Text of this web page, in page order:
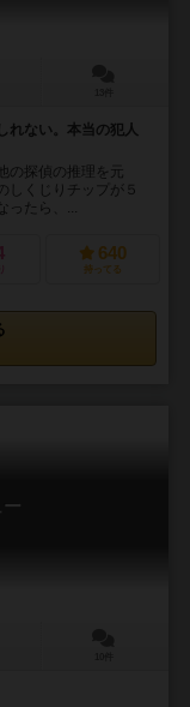
れない。本当の犯人
探偵の推理を元
しくじりチップが５
ったら、...
640
持ってる